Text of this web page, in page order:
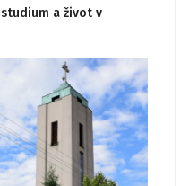
a život v